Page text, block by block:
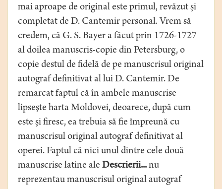
mai aproape de original este primul, revăzut şi
completat de D. Cantemir personal. Vrem să
credem, că G. S. Bayer a făcut prin 1726-1727
al doilea manuscris-copie din Petersburg, o
copie destul de fidelă de pe manuscrisul original
autograf definitivat al lui D. Cantemir. De
remarcat faptul că în ambele manuscrise
lipseşte harta Moldovei, deoarece, după cum
este şi firesc, ea trebuia să fie împreună cu
manuscrisul original autograf definitivat al
operei. Faptul că nici unul dintre cele două
manuscrise latine ale Descrierii...nu
reprezentau manuscrisul original autograf